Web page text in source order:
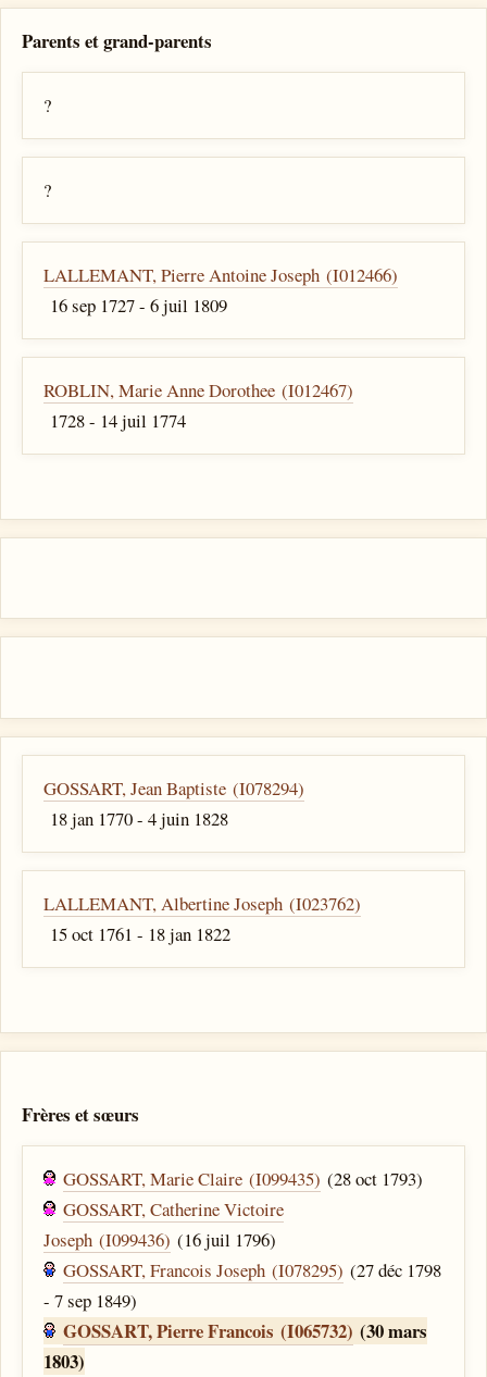
Parents et grand-parents
?
?
LALLEMANT, Pierre Antoine Joseph (I012466)
16 sep 1727 - 6 juil 1809
ROBLIN, Marie Anne Dorothee (I012467)
1728 - 14 juil 1774
GOSSART, Jean Baptiste (I078294)
18 jan 1770 - 4 juin 1828
LALLEMANT, Albertine Joseph (I023762)
15 oct 1761 - 18 jan 1822
Frères et sœurs
GOSSART, Marie Claire (I099435) (28 oct 1793)
GOSSART, Catherine Victoire
Joseph (I099436) (16 juil 1796)
GOSSART, Francois Joseph (I078295) (27 déc 1798
- 7 sep 1849)
GOSSART, Pierre Francois (I065732) (30 mars
1803)